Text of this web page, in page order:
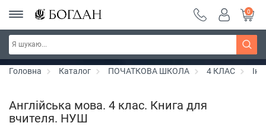
РОЗПРОДАЖ ~ 150 грн ~ 200 грн ~ 250 грн ~
300 грн ~ РОЗПРОДАЖ
Дізнатись більше
0
Головна Каталог ПОЧАТКОВА ШКОЛА 4 КЛАС
Англійська мова. 4 клас. Книга для
вчителя. НУШ